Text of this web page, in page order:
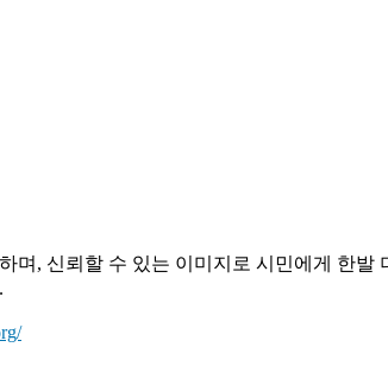
며, 신뢰할 수 있는 이미지로 시민에게 한